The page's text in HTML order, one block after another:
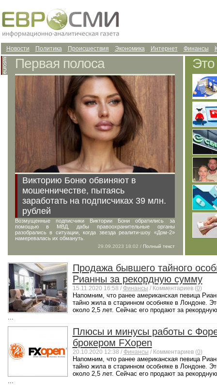
Финансы
Интернет
Экономика
Происшествия
Политика
Новости
Первая полоса
Викторию Боню обвиняют в
мошенничестве, пытаясь
заработать на подписчиках 39 млн.
рублей
Возмущенные подписчики Виктории Бони обратились за
помощью в МВД, дабы правоохранительные органы
разобрались в ситуации, когда звезда реалити-шоу «Дом-2»
намеревалась их обмануть.
29.09.2023 18:02 / Полный текст
Это
Продажа бывшего тайного
Рианны за рекордную сумму
15.11.2020 16:58 / Финансы / Комментариев (0)
Напомним, что ранее американская певица
тайно жила в старинном особняке в Лондоне.
около 2,5 лет. Сейчас его продают за
...
Плюсы и минусы работы с
брокером FХоpen
20.10.2020 12:38 / Финансы / Комментариев (0)
Напомним, что ранее американская певица
тайно жила в старинном особняке в Лондоне.
около 2,5 лет. Сейчас его продают за
...